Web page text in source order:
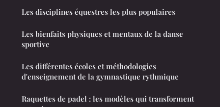
Les disciplines équestres les plus populaires
Les bienfaits physiques et mentaux de la danse
sportive
Les différentes écoles et méthodologies
d'enseignement de la gymnastique rythmique
Raquettes de padel : les modèles qui transforment